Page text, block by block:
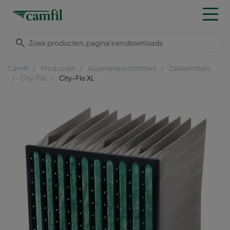
Camfil Producten Algemene luchtfilters
Zakkenfilters
City-Flo
City-Flo XL